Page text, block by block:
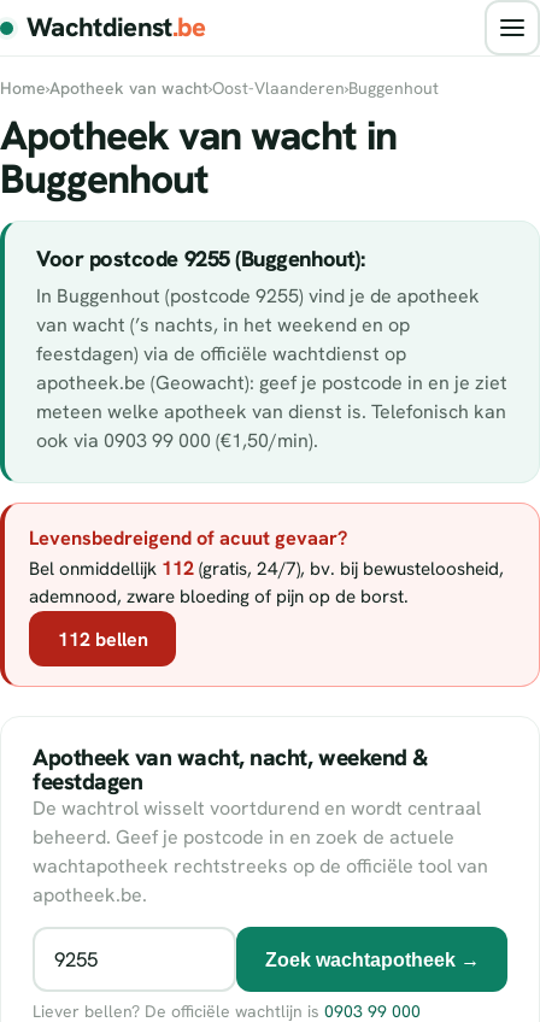
Wachtdienst.be
Home›Apotheek van wacht›Oost-Vlaanderen›Buggenhout
Apotheek van wacht in
Buggenhout
Voor postcode 9255 (Buggenhout):
In Buggenhout (postcode 9255) vind je de apotheek
van wacht (’s nachts, in het weekend en op
feestdagen) via de officiële wachtdienst op
apotheek.be (Geowacht): geef je postcode in en je ziet
meteen welke apotheek van dienst is. Telefonisch kan
ook via 0903 99 000 (€1,50/min).
Levensbedreigend of acuut gevaar?
Bel onmiddellijk 112 (gratis, 24/7), bv. bij bewusteloosheid,
ademnood, zware bloeding of pijn op de borst.
112 bellen
Apotheek van wacht, nacht, weekend &
feestdagen
De wachtrol wisselt voortdurend en wordt centraal
beheerd. Geef je postcode in en zoek de actuele
wachtapotheek rechtstreeks op de officiële tool van
apotheek.be.
Zoek wachtapotheek →
Liever bellen? De officiële wachtlijn is 0903 99 000